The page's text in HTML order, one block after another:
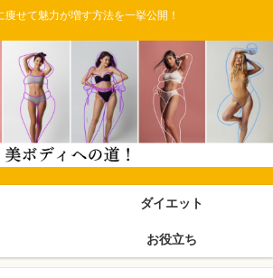
痩せて魅力が増す方法を一挙公開！
ダイエット
お役立ち